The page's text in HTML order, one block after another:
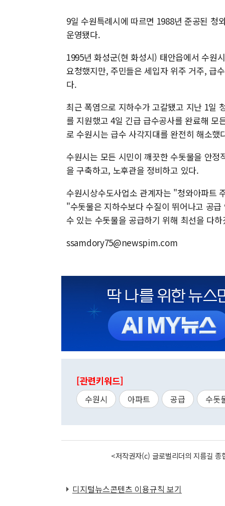
9일 수원특례시에 따르면 1988년 준공된 청
운영됐다.
1995년 화성군(현 화성시) 태안읍에서 수원
요청했지만, 주민들은 세입자 위주 거주, 급
다.
최근 폭염으로 지하수가 고갈됐고 지난 1일
를 지원했고 4일 긴급 급수공사를 완료해 모
로 수원시는 급수 사각지대를 완전히 해소했
수원시는 모든 시민이 깨끗한 수돗물을 안
을 구축하고, 노후관을 정비하고 있다.
수원시상수도사업소 관계자는 "청와아파트
"수돗물은 지하수보다 수질이 뛰어나고 공
수 있는 수돗물을 공급하기 위해 최선을 다
ssamdory75@newspim.com
[관련키워드]
수원시 아파트 공급 수돗
<저작권자(c) 글로벌리더의 지름길
디지털뉴스콘텐츠 이용규칙 보기